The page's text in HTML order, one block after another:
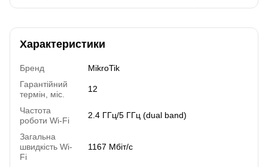
Характеристики
Бренд
MikroTik
Гарантійний
термін, міс.
12
Частота
роботи Wi-Fi
2.4 ГГц/5 ГГц (dual band)
Загальна
швидкість Wi-
Fi
1167 Мбіт/с